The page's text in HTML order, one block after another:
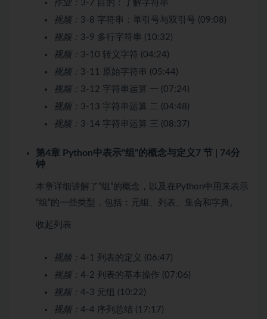
作业： 3-7 目的：了解字符串
视频： 3-8 字符串：单引号与双引号 (09:08)
视频： 3-9 多行字符串 (10:32)
视频： 3-10 转义字符 (04:24)
视频： 3-11 原始字符串 (05:44)
视频： 3-12 字符串运算 一 (07:24)
视频： 3-13 字符串运算 二 (04:48)
视频： 3-14 字符串运算 三 (08:37)
第4章 Python中表示“组”的概念与定义7 节 | 74分
钟
本章详细讲解了“组”的概念，以及在Python中用来表示
“组”的一些类型，包括：元组、列表、集合和字典。
收起列表
视频： 4-1 列表的定义 (06:47)
视频： 4-2 列表的基本操作 (07:06)
视频： 4-3 元组 (10:22)
视频： 4-4 序列总结 (17:17)